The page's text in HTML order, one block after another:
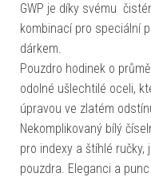
GWP je díky svému
kombinací pro speciální
dárkem.
Pouzdro hodinek o
odolné ušlechtilé oceli,
úpravou ve zlatém
Nekomplikovaný bílý
pro indexy a štíhlé ručky,
pouzdra. Eleganci a